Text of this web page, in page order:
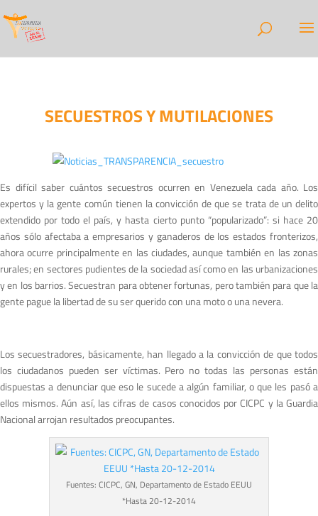
SECUESTROS Y MUTILACIONES
Es difícil saber cuántos secuestros ocurren en Venezuela cada año. Los
expertos y la gente común tienen la convicción de que se trata de un delito
extendido por todo el país, y hasta cierto punto “popularizado”: si hace 20
años sólo afectaba a empresarios y ganaderos de los estados fronterizos,
ahora ocurre principalmente en las ciudades, aunque también en las zonas
rurales; en sectores pudientes de la sociedad así como en las urbanizaciones
y en los barrios. Secuestran para obtener fortunas, pero también para que la
gente pague la libertad de su ser querido con una moto o una nevera.
Los secuestradores, básicamente, han llegado a la convicción de que todos
los ciudadanos pueden ser víctimas. Pero no todas las personas están
dispuestas a denunciar que eso le sucede a algún familiar, o que les pasó a
ellos mismos. Aún así, las cifras de casos conocidos por CICPC y la Guardia
Nacional arrojan resultados preocupantes.
Fuentes: CICPC, GN, Departamento de Estado EEUU
*Hasta 20-12-2014